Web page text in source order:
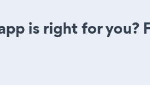
is right for you?